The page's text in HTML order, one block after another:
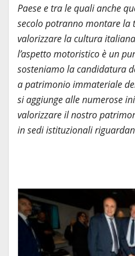
Paese e tra le quali anche
secolo potranno montare la
valorizzare la cultura
l’aspetto motoristico è un
sosteniamo la candidatura
a patrimonio immateriale
si aggiunge alle numerose
valorizzare il nostro
in sedi istituzionali